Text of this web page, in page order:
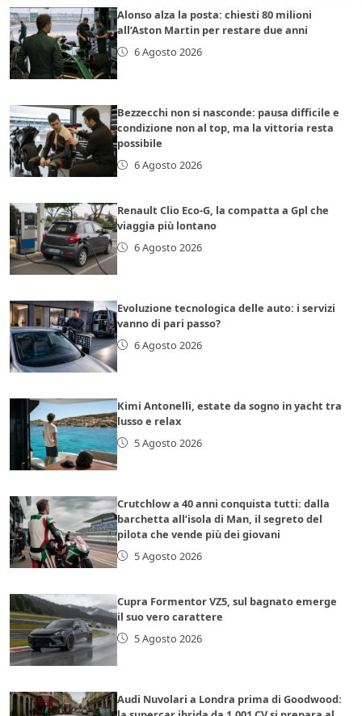
Alonso alza la posta: chiesti 80 milioni
all’Aston Martin per restare due anni
6 Agosto 2026
Bezzecchi non si nasconde: pausa difficile e
condizione non al top, ma la vittoria resta
possibile
6 Agosto 2026
Renault Clio Eco-G, la compatta a Gpl che
viaggia più lontano
6 Agosto 2026
Evoluzione tecnologica delle auto: i servizi
vanno di pari passo?
6 Agosto 2026
Kimi Antonelli, estate da sogno in yacht tra
lusso e relax
5 Agosto 2026
Crutchlow a 40 anni conquista tutti: dalla
barchetta all’isola di Man, il segreto del
pilota che vende più dei giovani
5 Agosto 2026
Cupra Formentor VZ5, sul bagnato emerge
il suo vero carattere
5 Agosto 2026
Audi Nuvolari a Londra prima di Goodwood: